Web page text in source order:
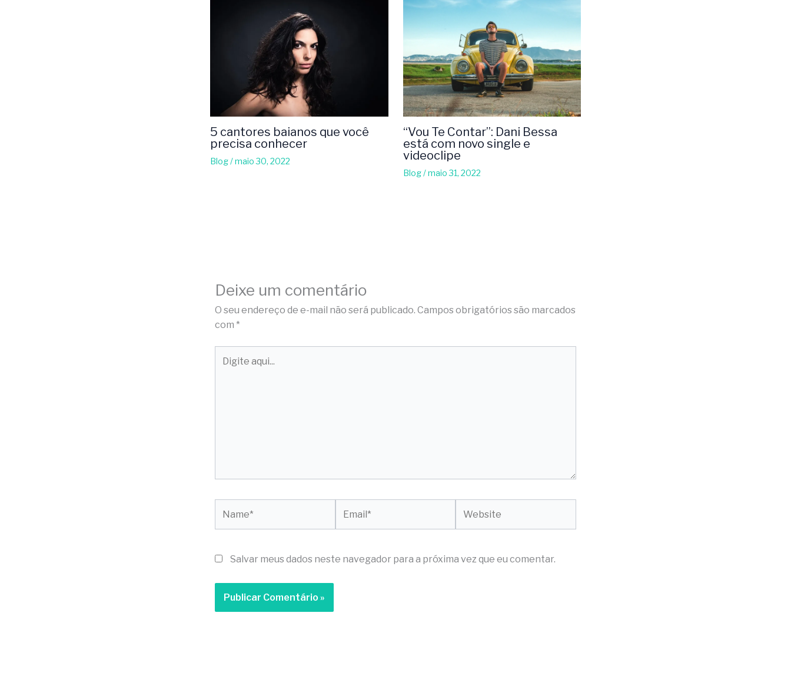
5 cantores baianos que você
precisa conhecer
Blog/maio 30, 2022
“Vou Te Contar”: Dani Bessa
está com novo single e
videoclipe
Blog/maio 31, 2022
Deixe um comentário
O seu endereço de e-mail não será publicado. Campos obrigatórios são marcados
com *
aqui...
Salvar meus dados neste navegador para a próxima vez que eu comentar.